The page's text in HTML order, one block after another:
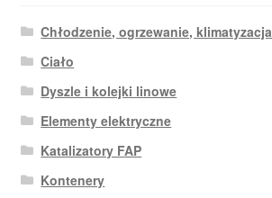
Chłodzenie, ogrzewanie, klimatyzacja
Ciało
Dyszle i kolejki linowe
Elementy elektryczne
Katalizatory FAP
Kontenery